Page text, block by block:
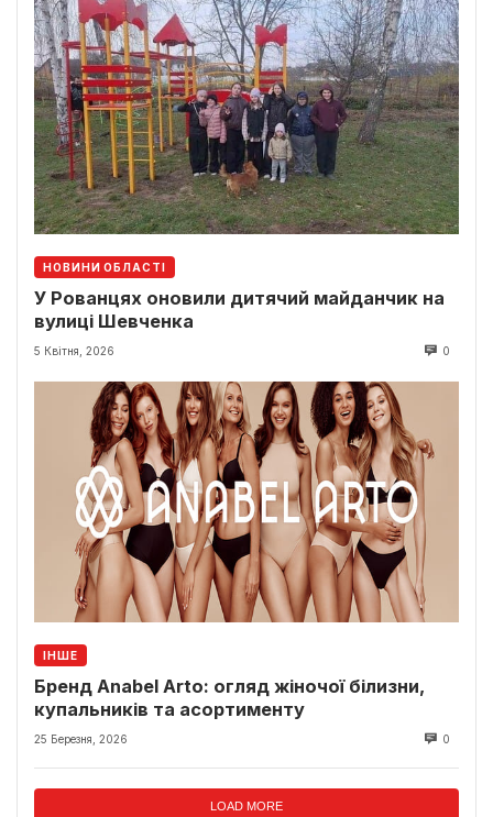
НОВИНИ ОБЛАСТІ
У Рованцях оновили дитячий майданчик на
вулиці Шевченка
5 Квітня, 2026 0
ІНШЕ
Бренд Anabel Arto: огляд жіночої білизни,
купальників та асортименту
25 Березня, 2026 0
LOAD MORE